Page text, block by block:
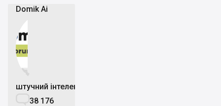
Domik Ai


штучний інтелект
38 176